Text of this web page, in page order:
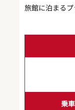
旅館に泊まるプ
乗